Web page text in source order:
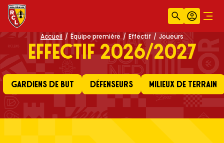
Recherche
Accueil Équipe première Effectif Joueurs
EFFECTIF 2026/2027
GARDIENS DE BUT DÉFENSEURS MILIEUX DE TERRAIN